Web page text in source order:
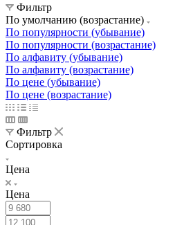
Фильтр
По умолчанию (возрастание)
По популярности (убывание)
По популярности (возрастание)
По алфавиту (убывание)
По алфавиту (возрастание)
По цене (убывание)
По цене (возрастание)
Фильтр
Сортировка
Цена
Цена